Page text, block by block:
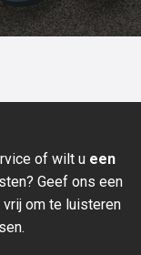
of wilt u een
Geef ons een
om te luisteren